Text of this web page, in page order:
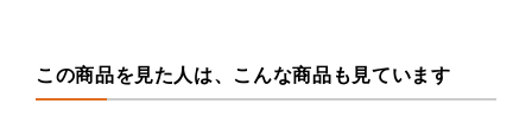
この商品を見た人は、こんな商品も見ています